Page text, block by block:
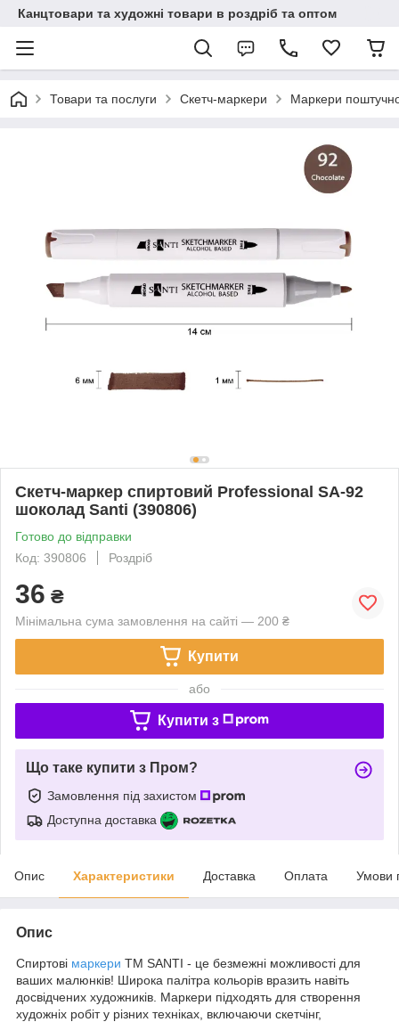
Канцтовари та художні товари в роздріб та оптом
Товари та послуги Скетч-маркери Маркери
Скетч-маркер спиртовий Professional SA-92
шоколад Santi (390806)
Готово до відправки
Код: 390806
Роздріб
36 ₴
Мінімальна сума замовлення на сайті — 200 ₴
Купити
або
Купити з
Що таке купити з Пром?
Замовлення під захистом
Доступна доставка
Опис Характеристики Доставка Оплата Умови
Опис
Спиртові маркери ТМ SANTI - це безмежні можливості для
ваших малюнків! Широка палітра кольорів вразить навіть
досвідчених художників. Маркери підходять для створення
художніх робіт у різних техніках, включаючи скетчінг,